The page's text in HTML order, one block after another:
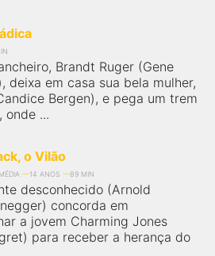
Brandt Ruger (Gene
deixa em casa sua bela mulher,
Bergen), e pega um trem
onde ...
o Vilão
14 ANOS 89 MIN
desconhecido (Arnold
concorda em
a jovem Charming Jones
para receber a herança do